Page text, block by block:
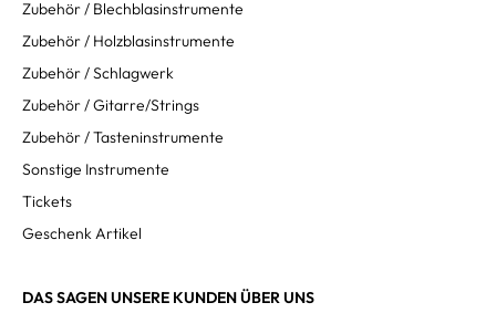
Zubehör / Blechblasinstrumente
Zubehör / Holzblasinstrumente
Zubehör / Schlagwerk
Zubehör / Gitarre/Strings
Zubehör / Tasteninstrumente
Sonstige Instrumente
Tickets
Geschenk Artikel
DAS SAGEN UNSERE KUNDEN ÜBER UNS